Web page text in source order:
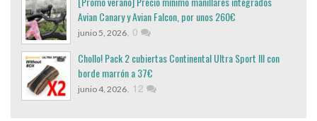
Avian Canary y Avian Falcon, por unos 260€
junio 5, 2026, 0
Chollo! Pack 2 cubiertas Continental Ultra Sport III con
borde marrón a 37€
junio 4, 2026, 12